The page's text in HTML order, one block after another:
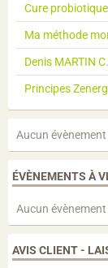
Cure
Ma méthode
Denis MARTIN
Principes
Aucun
ÉVÈNEMENTS À
Aucun
AVIS CLIENT -